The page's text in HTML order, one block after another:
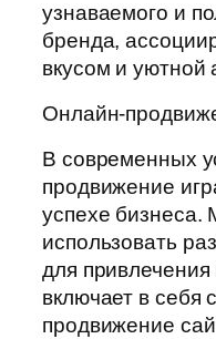
узнаваемого и
бренда,
вкусом и
Онлайн-
В современных
продвижение
успехе бизнеса.
использовать
для
включает в себя
продвижение